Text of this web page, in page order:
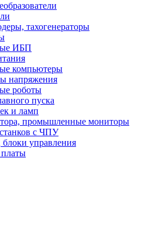
тахогенераторы
ИБП
компьютеры
напряжения
роботы
пуска
и ламп
промышленные мониторы
с ЧПУ
управления